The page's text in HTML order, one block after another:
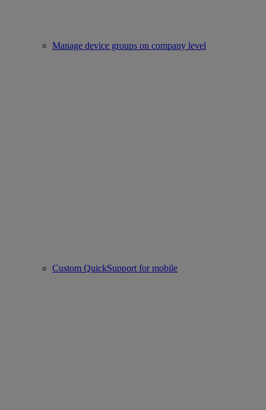
Manage device groups on company level
Custom QuickSupport for mobile